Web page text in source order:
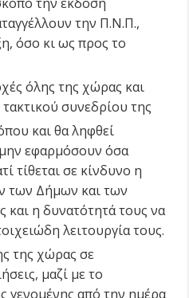
την Π.Ν.Π.,
όσο κι ως προς το
όλης της χώρας και
συνεδρίου της
και θα ληφθεί
εφαρμόσουν όσα
τίθεται σε κίνδυνο η
των Δήμων και των
και η δυνατότητά τους να
λειτουργία τους.
της χώρας σε
μαζί με το
γενομένης από την ημέρα